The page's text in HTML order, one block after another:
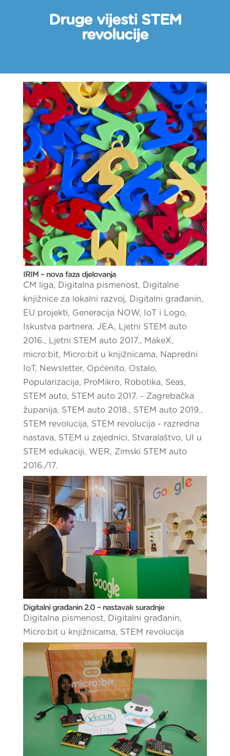
Druge vijesti STEM
revolucije
IRIM – nova faza djelovanja
CM liga, Digitalna pismenost, Digitalne
knjižnice za lokalni razvoj, Digitalni građanin,
EU projekti, Generacija NOW, IoT i Logo,
Iskustva partnera, JEA, Ljetni STEM auto
2016., Ljetni STEM auto 2017., MakeX,
micro:bit, Micro:bit u knjižnicama, Napredni
IoT, Newsletter, Općenito, Ostalo,
Popularizacija, ProMikro, Robotika, Seas,
STEM auto, STEM auto 2017. - Zagrebačka
županija, STEM auto 2018., STEM auto 2019.,
STEM revolucija, STEM revolucija - razredna
nastava, STEM u zajednici, Stvaralaštvo, UI u
STEM edukaciji, WER, Zimski STEM auto
2016./17.
Digitalni građanin 2.0 – nastavak suradnje
Digitalna pismenost, Digitalni građanin,
Micro:bit u knjižnicama, STEM revolucija